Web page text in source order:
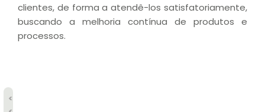
clientes, de forma a atendê-los satisfatoriamente,
buscando a melhoria contínua de produtos e
processos.
<